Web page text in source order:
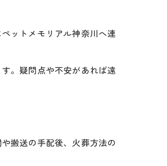
ットメモリアル神奈川へ連
。疑問点や不安があれば遠
搬送の手配後、火葬方法の